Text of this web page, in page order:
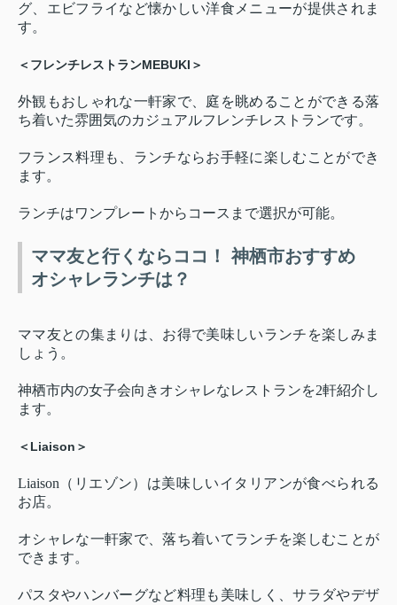
グ、エビフライなど懐かしい洋食メニューが提供されま
す。
＜フレンチレストランMEBUKI＞
外観もおしゃれな一軒家で、庭を眺めることができる落
ち着いた雰囲気のカジュアルフレンチレストランです。
フランス料理も、ランチならお手軽に楽しむことができ
ます。
ランチはワンプレートからコースまで選択が可能。
ママ友と行くならココ！ 神栖市おすすめ
オシャレランチは？
ママ友との集まりは、お得で美味しいランチを楽しみま
しょう。
神栖市内の女子会向きオシャレなレストランを2軒紹介し
ます。
＜Liaison＞
Liaison（リエゾン）は美味しいイタリアンが食べられる
お店。
オシャレな一軒家で、落ち着いてランチを楽しむことが
できます。
パスタやハンバーグなど料理も美味しく、サラダやデザ